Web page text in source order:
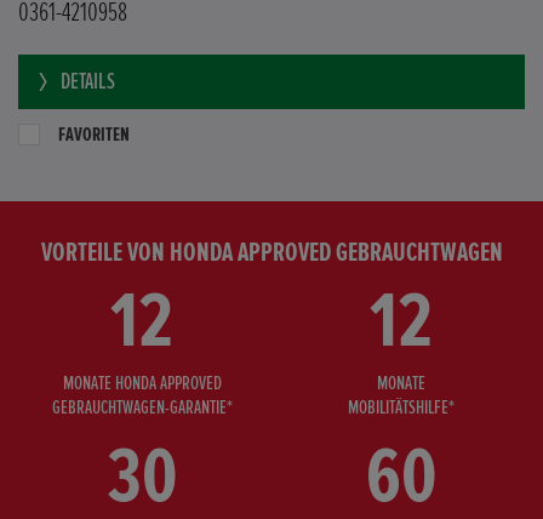
0361-4210958
DETAILS
FAVORITEN
VORTEILE VON HONDA APPROVED GEBRAUCHTWAGEN
12
MONATE HONDA APPROVED
GEBRAUCHTWAGEN-GARANTIE*
12
MONATE
MOBILITÄTSHILFE*
30 60